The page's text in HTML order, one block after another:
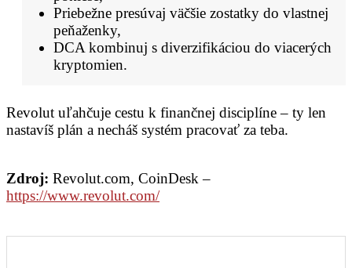
Priebežne presúvaj väčšie zostatky do vlastnej
peňaženky,
DCA kombinuj s diverzifikáciou do viacerých
kryptomien.
Revolut uľahčuje cestu k finančnej disciplíne – ty len
nastavíš plán a necháš systém pracovať za teba.
Zdroj: Revolut.com, CoinDesk –
https://www.revolut.com/